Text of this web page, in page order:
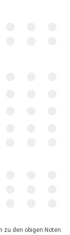
zu den obigen Noten.